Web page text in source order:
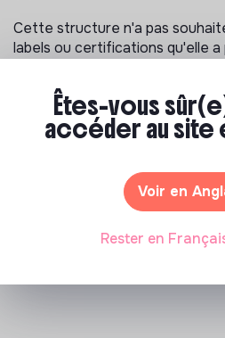
Cette structure n'a pas
labels ou certifications qu'elle a
Documents
N'a pas encore communiqué de
Êtes-vous
accéder au site
Voir en
Rester en